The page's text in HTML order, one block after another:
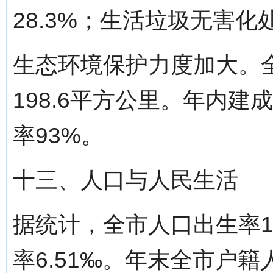
28.3%；生活垃圾无害化
生态环境保护力度加大。
198.6平方公里。年内建
率93%。
十三、人口与人民生活
据统计，全市人口出生
率6.51‰。年末全市户籍